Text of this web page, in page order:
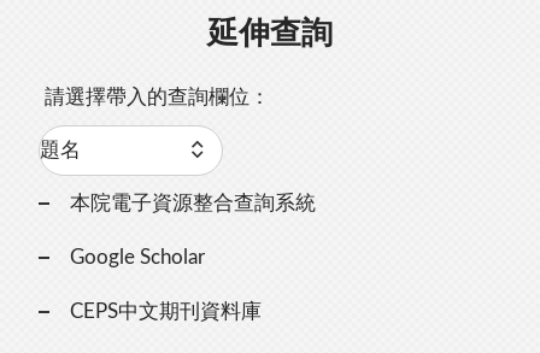
延伸查詢
請選擇帶入的查詢欄位：
本院電子資源整合查詢系統
Google Scholar
CEPS中文期刊資料庫